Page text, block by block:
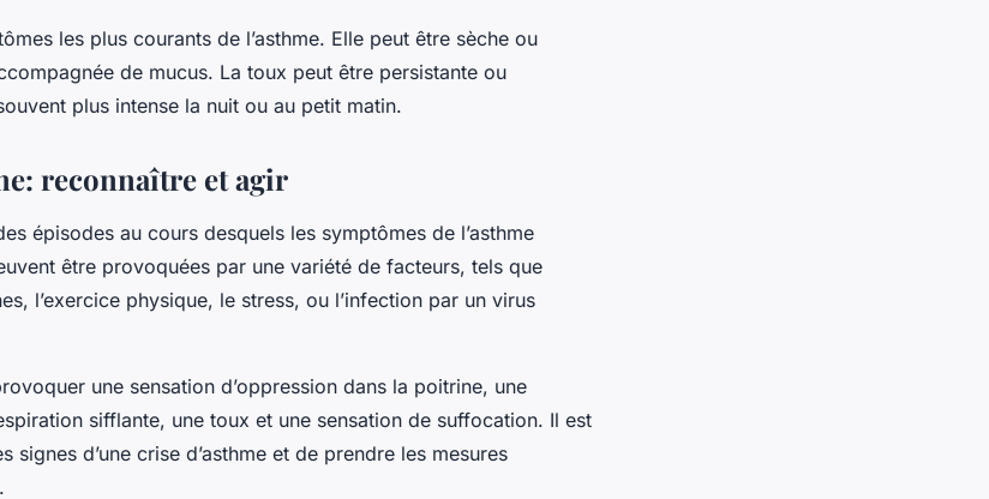
les plus courants de l’asthme. Elle peut être sèche ou
de mucus. La toux peut être persistante ou
plus intense la nuit ou au petit matin.
reconnaître et agir
épisodes au cours desquels les symptômes de l’asthme
être provoquées par une variété de facteurs, tels que
l’exercice physique, le stress, ou l’infection par un virus
une sensation d’oppression dans la poitrine, une
sifflante, une toux et une sensation de suffocation. Il est
signes d’une crise d’asthme et de prendre les mesures